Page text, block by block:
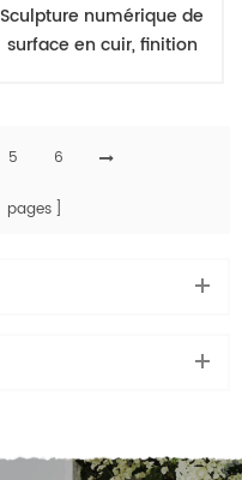
Sculpture numérique de
surface en cuir, finition
5 6
pages